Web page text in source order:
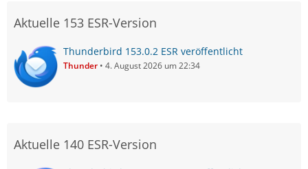
Aktuelle 153 ESR-Version
Thunderbird 153.0.2 ESR veröffentlicht
Thunder 4. August 2026 um 22:34
Aktuelle 140 ESR-Version